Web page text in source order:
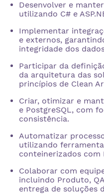
Desenvolver e
utilizando C# e
Implementar
e externos,
integridade dos
Participar da
da arquitetura das
princípios de Clean
Criar, otimizar e
e PostgreSQL, com
consistência.
Automatizar
utilizando
conteinerizados com
Colaborar com
incluindo Produto,
entrega de soluções